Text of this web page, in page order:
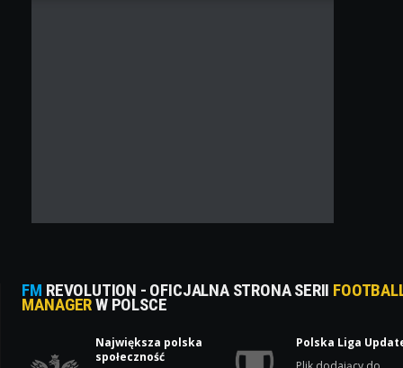
FM REVOLUTION - OFICJALNA STRONA SERII
MANAGERW POLSCE
Największa polska
społeczność
Polska Liga